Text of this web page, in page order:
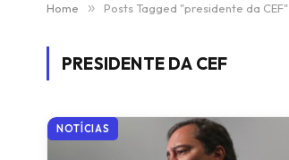
Home » Posts Tagged "presidente da CEF"
PRESIDENTE DA CEF
NOTÍCIAS